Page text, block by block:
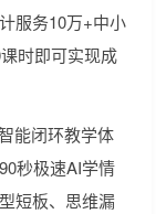
服务10万+中小
时即可实现成
能闭环教学体
秒极速AI学情
短板、思维漏